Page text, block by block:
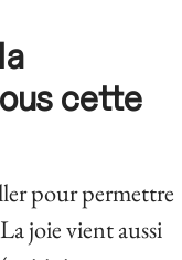
cette
pour permettre
joie vient aussi